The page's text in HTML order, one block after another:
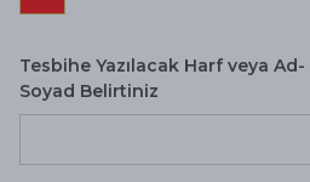
Tesbihe Yazılacak Harf veya Ad-
Soyad Belirtiniz